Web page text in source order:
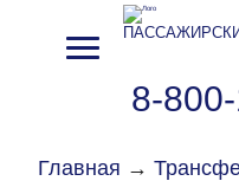
8-
Главная →